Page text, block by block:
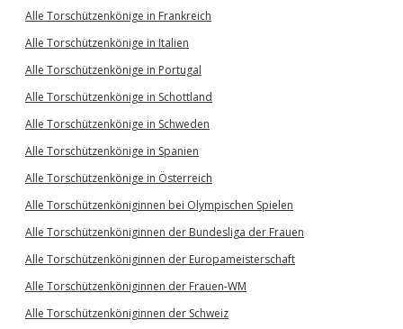
Alle Torschützenkönige in Frankreich
Alle Torschützenkönige in Italien
Alle Torschützenkönige in Portugal
Alle Torschützenkönige in Schottland
Alle Torschützenkönige in Schweden
Alle Torschützenkönige in Spanien
Alle Torschützenkönige in Österreich
Alle Torschützenköniginnen bei Olympischen Spielen
Alle Torschützenköniginnen der Bundesliga der Frauen
Alle Torschützenköniginnen der Europameisterschaft
Alle Torschützenköniginnen der Frauen-WM
Alle Torschützenköniginnen der Schweiz